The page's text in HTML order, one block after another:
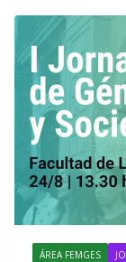
ÁREA FEMGES